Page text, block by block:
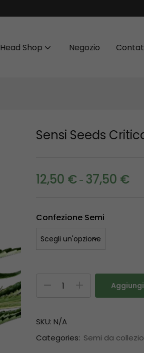
Head Shop Negozio
Sensi Seeds
12,50 € - 37,50 €
Confezione Semi
SKU: N/A
Categories: Semi da